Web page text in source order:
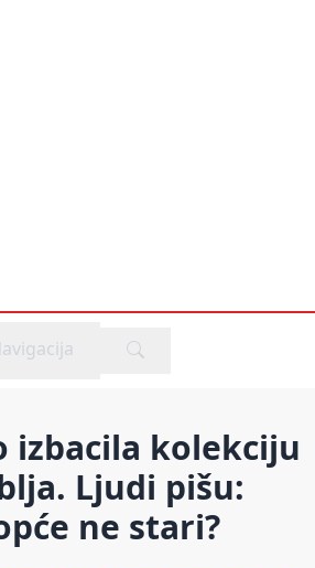
menu
izbacila kolekciju
Ljudi pišu:
ne stari?